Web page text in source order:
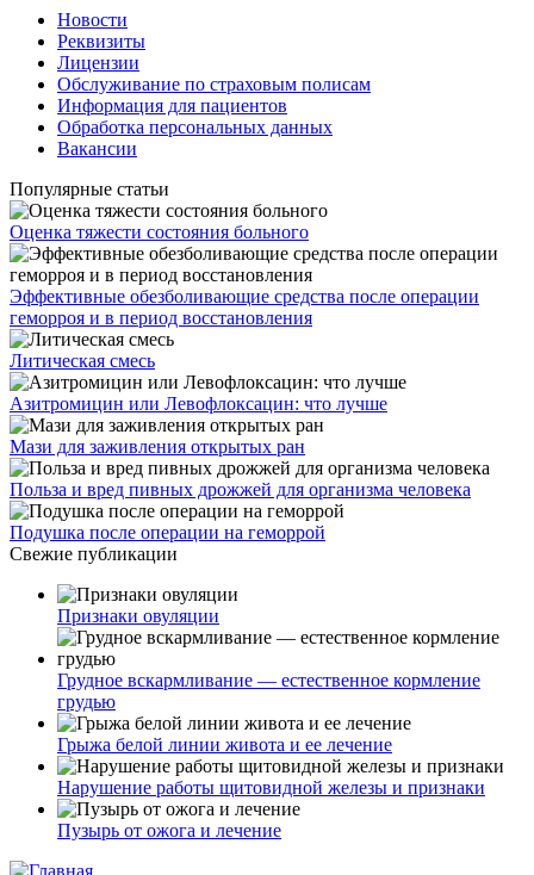
Новости
Реквизиты
Лицензии
Обслуживание по страховым полисам
Информация для пациентов
Обработка персональных данных
Вакансии
Популярные статьи
Оценка тяжести состояния больного
Эффективные обезболивающие средства после операции
геморроя и в период восстановления
Литическая смесь
Азитромицин или Левофлоксацин: что лучше
Мази для заживления открытых ран
Польза и вред пивных дрожжей для организма человека
Подушка после операции на геморрой
Свежие публикации
Признаки овуляции
Грудное вскармливание — естественное кормление
грудью
Грыжа белой линии живота и ее лечение
Нарушение работы щитовидной железы и признаки
Пузырь от ожога и лечение